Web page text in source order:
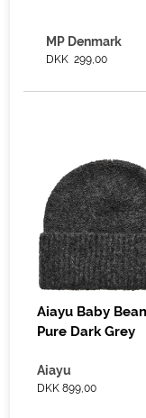
MP Denmark
DKK 299,00
Aiayu Baby
Pure Dark Grey
Aiayu
DKK 899,00